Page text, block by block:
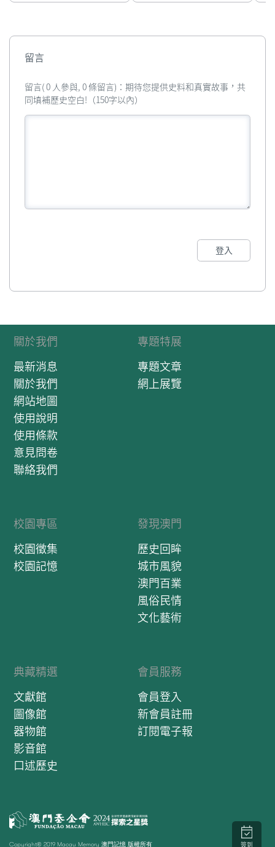
留言
留言( 0 人參與, 0 條留言)：期待您提供史料和真實故事，共
同填補歷史空白!（150字以內）
登入
關於我們
最新消息
關於我們
網站地圖
使用說明
使用條款
意見問卷
聯絡我們
專題特展
專題文章
網上展覽
校園專區
校園徵集
校園記憶
發現澳門
歷史回眸
城市風貌
澳門百業
風俗民情
文化藝術
典藏精選
文獻館
圖像館
器物館
影音館
口述歷史
會員服務
會員登入
新會員註冊
訂閱電子報
Copyright© 2019 Macau Memory 澳門記憶 版權所有 簽到